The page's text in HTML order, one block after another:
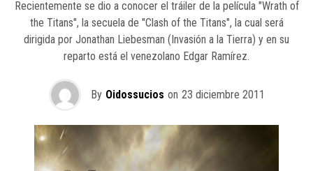
Recientemente se dio a conocer el tráiler de la película "Wrath of
the Titans", la secuela de "Clash of the Titans", la cual será
dirigida por Jonathan Liebesman (Invasión a la Tierra) y en su
reparto está el venezolano Edgar Ramírez.
By Oidossucios on 23 diciembre 2011